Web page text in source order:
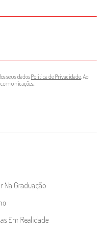
seus dados Política de Privacidade . Ao
Na Graduação
Em Realidade